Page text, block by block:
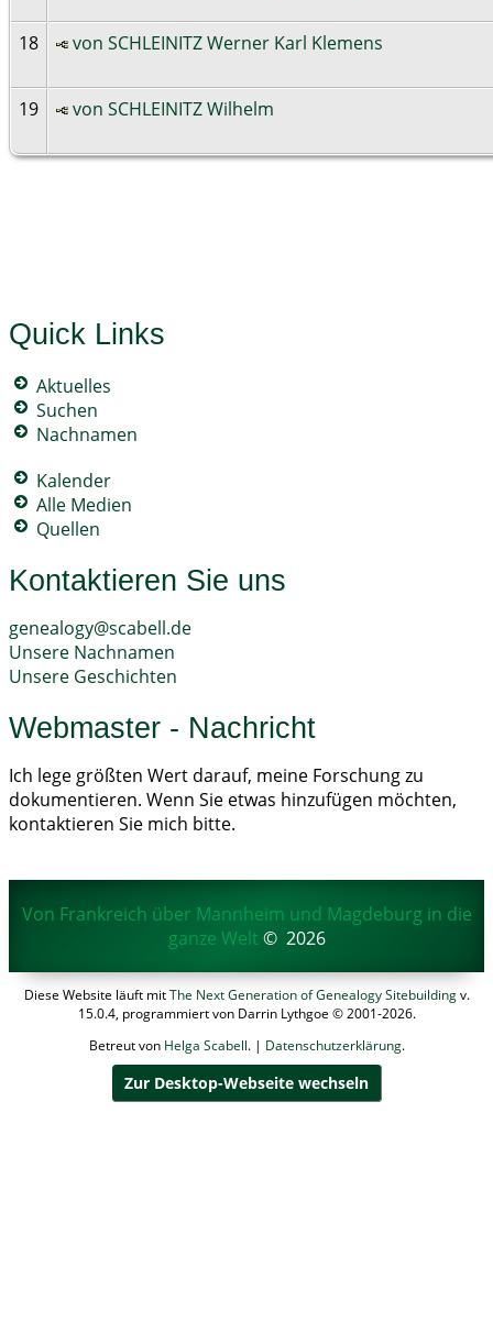
18 von SCHLEINITZ Werner Karl Klemens
19 von SCHLEINITZ Wilhelm
Quick Links
Aktuelles
Suchen
Nachnamen
Kalender
Alle Medien
Quellen
Kontaktieren Sie uns
genealogy@scabell.de
Unsere Nachnamen
Unsere Geschichten
Webmaster - Nachricht
Ich lege größten Wert darauf, meine Forschung zu
dokumentieren. Wenn Sie etwas hinzufügen möchten,
kontaktieren Sie mich bitte.
Von Frankreich über Mannheim und Magdeburg in die
ganze Welt © 2026
Diese Website läuft mitThe Next Generation of Genealogy Sitebuildingv.
15.0.4, programmiert von Darrin Lythgoe © 2001-2026.
Betreut von Helga Scabell. | Datenschutzerklärung.
Zur Desktop-Webseite wechseln